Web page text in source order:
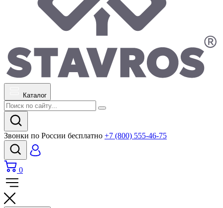
Каталог
Звонки по России бесплатно +7 (800) 555-46-75
0